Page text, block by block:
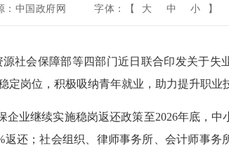
：中国政府网 字体：【 大 中 小 】
社会保障部等四部门近日联合印发关于失
岗位，积极吸纳青年就业，助力提升职业
业继续实施稳岗返还政策至2026年底，中
还；社会组织、律师事务所、会计师事务